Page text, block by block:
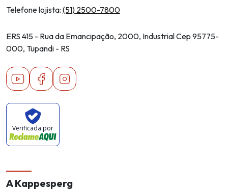
Telefone lojista: (51) 2500-7800
ERS 415 - Rua da Emancipação, 2000, Industrial Cep 95775-
000, Tupandi - RS
YoutubeFacebookInstagram
Verificada por
A Kappesperg